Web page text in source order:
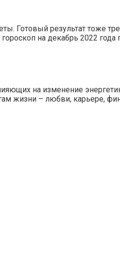
Готовый результат тоже
на декабрь 2022 года
на изменение
жизни – любви, карьере,